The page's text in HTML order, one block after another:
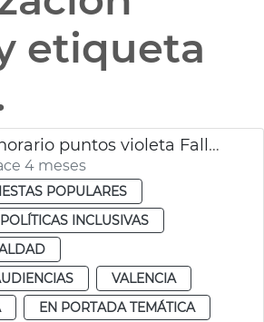
etiqueta
Ampliación horario puntos violeta Fallas València
4 meses
POPULARES
INCLUSIVAS
VALENCIA
EN PORTADA TEMÁTICA